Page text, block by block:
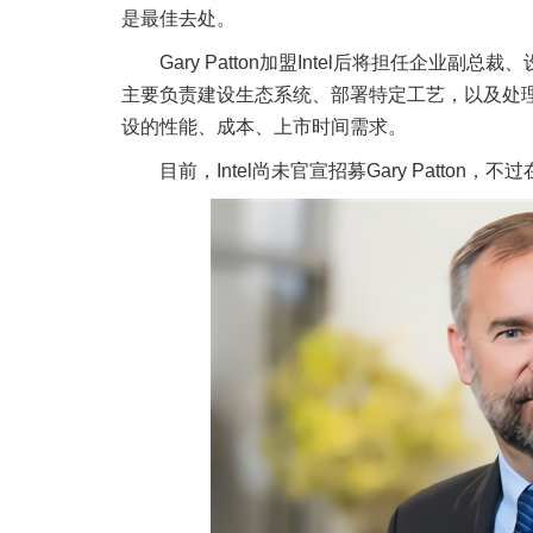
是最佳去处。
Gary Patton加盟Intel后将担任企业副总裁
主要负责建设生态系统、部署特定工艺，以及
设的性能、成本、上市时间需求。
目前，Intel尚未官宣招募Gary Patton，不